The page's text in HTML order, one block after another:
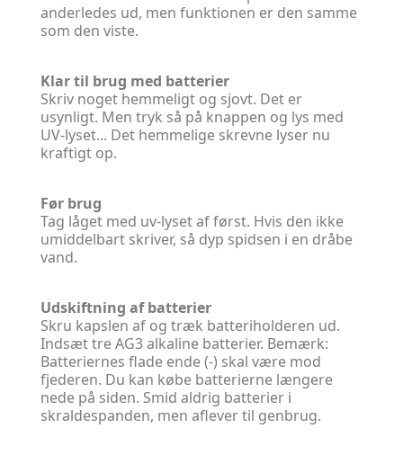
anderledes ud, men funktionen er den samme
som den viste.
Klar til brug med batterier
Skriv noget hemmeligt og sjovt. Det er
usynligt. Men tryk så på knappen og lys med
UV-lyset... Det hemmelige skrevne lyser nu
kraftigt op.
Før brug
Tag låget med uv-lyset af først. Hvis den ikke
umiddelbart skriver, så dyp spidsen i en dråbe
vand.
Udskiftning af batterier
Skru kapslen af og træk batteriholderen ud.
Indsæt tre AG3 alkaline batterier. Bemærk:
Batteriernes flade ende (-) skal være mod
fjederen. Du kan købe batterierne længere
nede på siden. Smid aldrig batterier i
skraldespanden, men aflever til genbrug.